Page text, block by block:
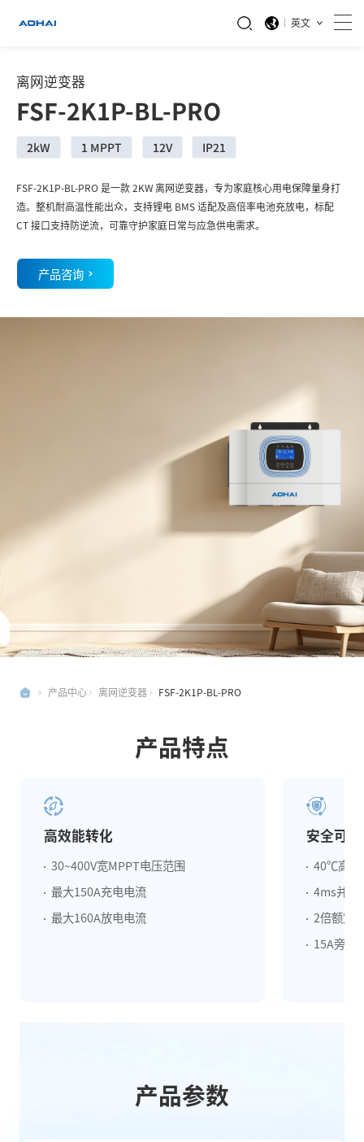
英文
离网逆变器
FSF-2K1P-BL-PRO
2kW 1 MPPT 12V IP21
FSF-2K1P-BL-PRO 是一款 2KW 离网逆变器，专为家庭核心用电保障量身打
造。整机耐高温性能出众，支持锂电 BMS 适配及高倍率电池充放电，标配
CT 接口支持防逆流，可靠守护家庭日常与应急供电需求。
产品咨询
产品中心 离网逆变器 FSF-2K1P-BL-PRO
产品特点
高效能转化
30~400V宽MPPT电压范围
最大150A充电电流
最大160A放电电流
安全可靠
40℃高温
4ms并离
2倍额定
15A旁路
产品参数